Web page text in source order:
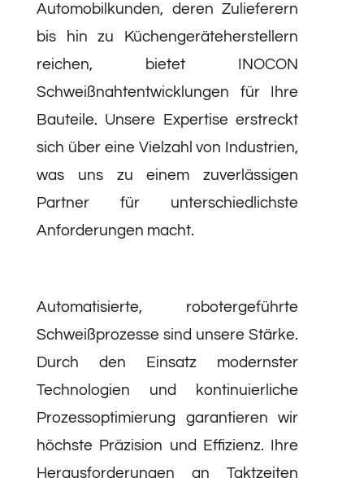
Automobilkunden, deren Zulieferern
bis hin zu Küchengeräteherstellern
reichen, bietet INOCON
Schweißnahtentwicklungen für Ihre
Bauteile. Unsere Expertise erstreckt
sich über eine Vielzahl von Industrien,
was uns zu einem zuverlässigen
Partner für unterschiedlichste
Anforderungen macht.
Automatisierte, robotergeführte
Schweißprozesse sind unsere Stärke.
Durch den Einsatz modernster
Technologien und kontinuierliche
Prozessoptimierung garantieren wir
höchste Präzision und Effizienz. Ihre
Herausforderungen an Taktzeiten